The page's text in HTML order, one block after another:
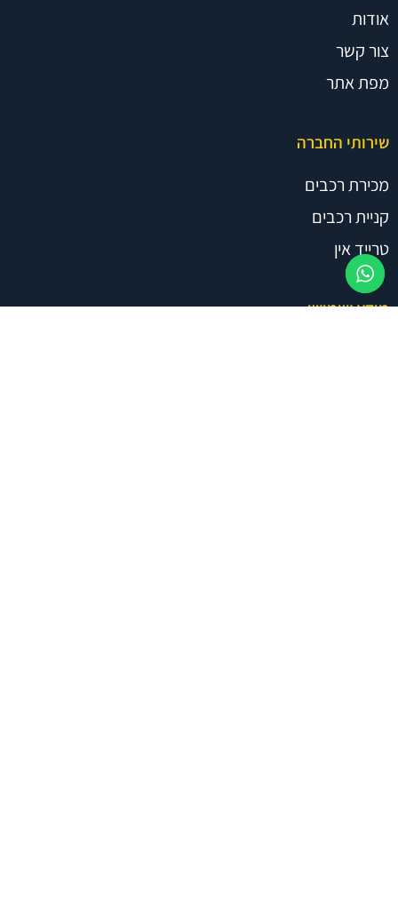
אודות
צור קשר
מפת אתר
שירותי החברה
מכירת רכבים
קניית רכבים
טרייד אין
מידע שימושי